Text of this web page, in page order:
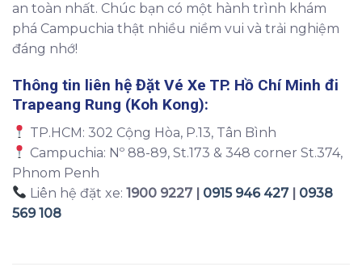
an toàn nhất. Chúc bạn có một hành trình khám
phá Campuchia thật nhiều niềm vui và trải nghiệm
đáng nhớ!
Thông tin liên hệ Đặt Vé Xe TP. Hồ Chí Minh đi
Trapeang Rung (Koh Kong):
TP.HCM: 302 Cộng Hòa, P.13, Tân Bình
Campuchia: Nº 88-89, St.173 & 348 corner St.374,
Phnom Penh
Liên hệ đặt xe:1900 9227 | 0915 946 427| 0938
569 108